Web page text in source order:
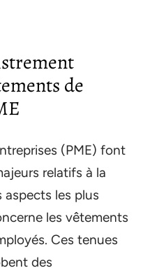
de
(PME) font
relatifs à la
les plus
les vêtements
Ces tenues
des